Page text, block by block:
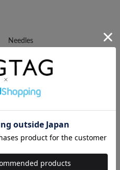
Needles
HUMAN MADE